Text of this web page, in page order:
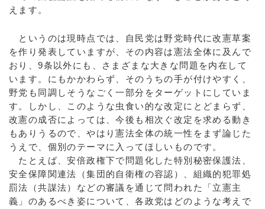
えます。
というのは現時点では、自民党は野党時代に改憲草案
を作り発表していますが、その内容は憲法全体に及んで
おり、9条以外にも、さまざまな大きな問題を内在して
います。にもかかわらず、そのうちの手が付けやすく、
野党も同調しそうなごく一部分をターゲットにしていま
す。しかし、このような虫食い的な改定にとどまらず、
改憲の成否によっては、今後も相次ぐ改定を求める動き
もありうるので、やはり憲法全体の統一性をまず論じた
うえで、個別のテーマに入ってほしいものです。
たとえば、安倍政権下で問題化した特別秘密保護法、
安全保障関連法（集団的自衛権の容認）、組織的犯罪処
罰法（共謀法）などの審議を通じて問われた「立憲主
義」のあるべき姿について、各政党はどのような考えで